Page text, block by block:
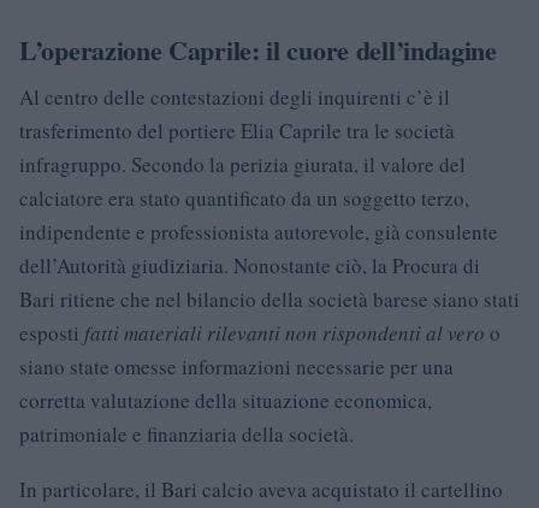
L’operazione Caprile: il cuore dell’indagine
Al centro delle contestazioni degli inquirenti c’è il
trasferimento del portiere Elia Caprile tra le società
infragruppo. Secondo la perizia giurata, il valore del
calciatore era stato quantificato da un soggetto terzo,
indipendente e professionista autorevole, già consulente
dell’Autorità giudiziaria. Nonostante ciò, la Procura di
Bari ritiene che nel bilancio della società barese siano stati
esposti fatti materiali rilevanti non rispondenti al vero o
siano state omesse informazioni necessarie per una
corretta valutazione della situazione economica,
patrimoniale e finanziaria della società.
In particolare, il Bari calcio aveva acquistato il cartellino